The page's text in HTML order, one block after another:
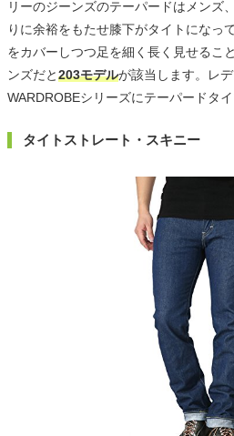
リーのジーンズのテーパードはメンズ
りに余裕をもたせ膝下がタイトになっ
をカバーしつつ足を細く長く見せるこ
ンズだと203モデルが該当します。レ
WARDROBEシリーズにテーパードタ
タイトストレート・スキニー